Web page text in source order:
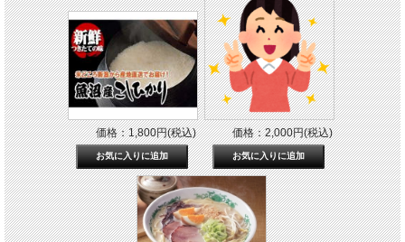
価格：1,800円(税込) 価格：2,000円(税込)